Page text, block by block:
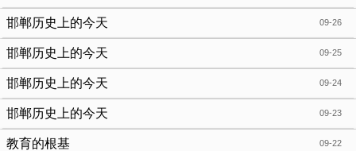
09-26
邯郸历史上的今天
09-25
邯郸历史上的今天
09-24
邯郸历史上的今天
09-23
邯郸历史上的今天
09-22
教育的根基